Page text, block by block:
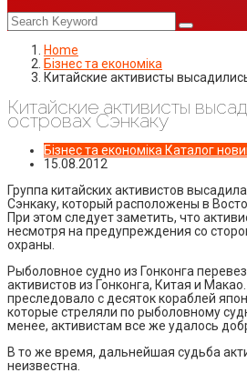
Home
Бізнес та економіка
Китайские активисты
Китайские активисты
островах Сэнкаку
Бізнес та економіка Каталог
15.08.2012
Группа китайских активистов
Сэнкаку, который расположены в
При этом следует заметить, что
несмотря на предупреждения со
охраны.
Рыболовное судно из Гонконга
активистов из Гонконга, Китая и
преследовало с десяток кораблей
которые стреляли по рыболовному
менее, активистам все же удалось
В то же время, дальнейшая судьба
неизвестна.